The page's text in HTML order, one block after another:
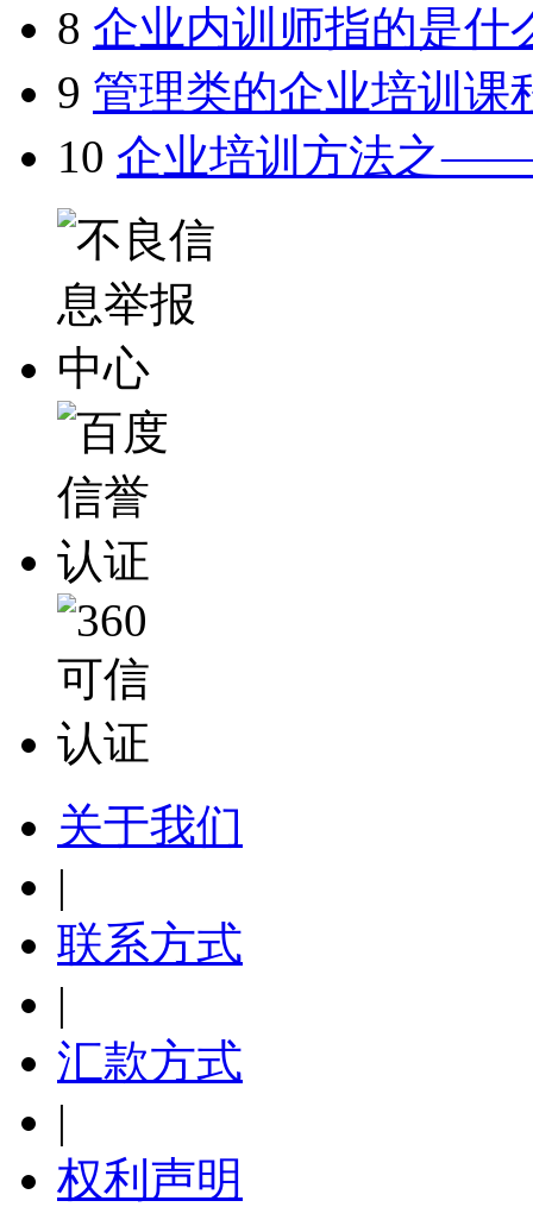
8 企业内训师指的是什
9 管理类的企业培训课
10 企业培训方法之
关于我们
|
联系方式
|
汇款方式
|
权利声明